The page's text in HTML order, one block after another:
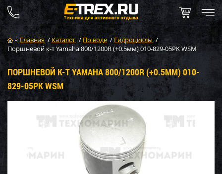
Главная / Каталог / По воде / Гидроциклы /
Поршневой к-т Yamaha 800/1200R (+0.5мм) 010-829-05PK WSM
ПОРШНЕВОЙ К-Т YAMAHA 800/1200R (+0.5ММ) 010-
829-05PK WSM